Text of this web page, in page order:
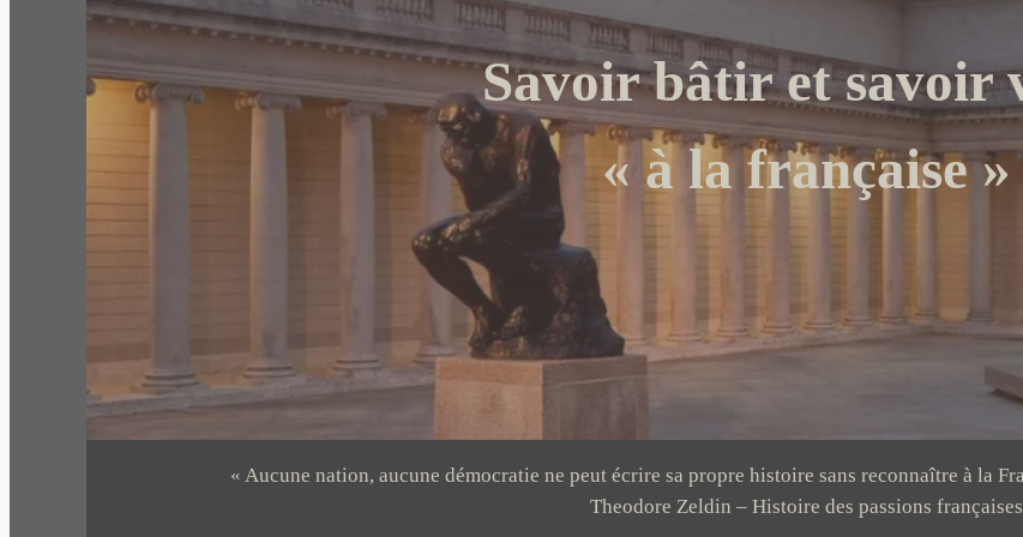
Savoir bâtir et savoir
« à la française »
« Aucune nation, aucune démocratie ne peut écrire sa propre histoire sans reconnaître à la
Theodore Zeldin – Histoire des passions françaises